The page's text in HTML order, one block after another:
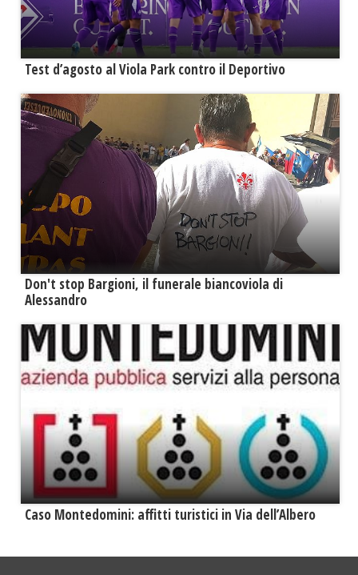
Test d’agosto al Viola Park contro il Deportivo
Don't stop Bargioni, il funerale biancoviola di
Alessandro
Caso Montedomini: affitti turistici in Via dell’Albero